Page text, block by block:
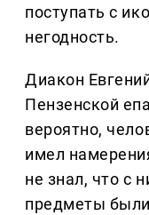
поступать с
негодность.
Диакон
Пензенской
вероятно,
имел
не знал, что с
предметы